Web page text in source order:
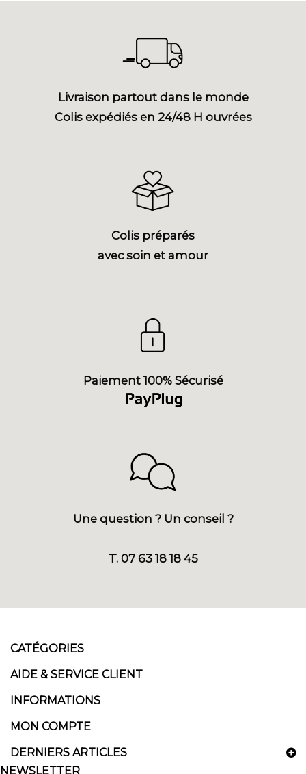
Livraison partout dans le monde
Colis expédiés en 24/48 H ouvrées
Colis préparés
avec soin et amour
Paiement 100% Sécurisé
Une question ? Un conseil ?
T. 07 63 18 18 45
CATÉGORIES
AIDE & SERVICE CLIENT
INFORMATIONS
MON COMPTE
DERNIERS ARTICLES
NEWSLETTER